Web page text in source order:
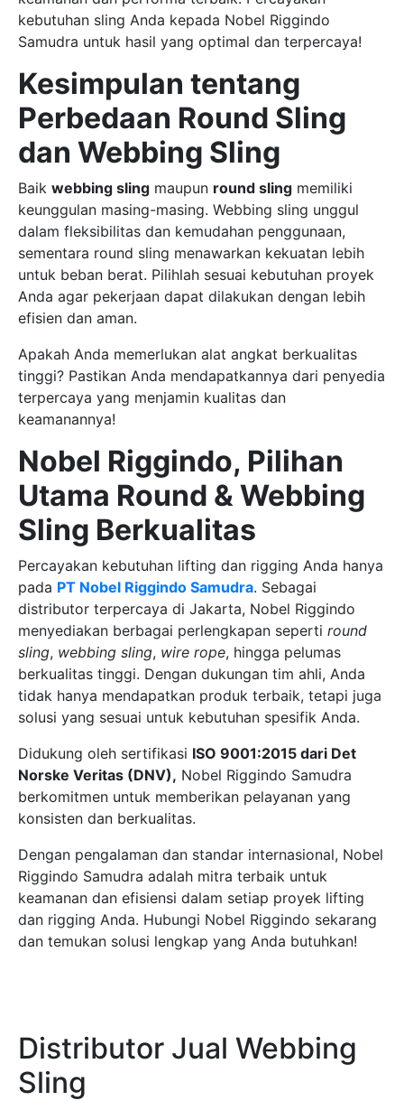
kebutuhan sling Anda kepada Nobel Riggindo
Samudra untuk hasil yang optimal dan terpercaya!
Kesimpulan tentang
Perbedaan Round Sling
dan Webbing Sling
Baik webbing sling maupun round sling memiliki
keunggulan masing-masing. Webbing sling unggul
dalam fleksibilitas dan kemudahan penggunaan,
sementara round sling menawarkan kekuatan lebih
untuk beban berat. Pilihlah sesuai kebutuhan proyek
Anda agar pekerjaan dapat dilakukan dengan lebih
efisien dan aman.
Apakah Anda memerlukan alat angkat berkualitas
tinggi? Pastikan Anda mendapatkannya dari penyedia
terpercaya yang menjamin kualitas dan
keamanannya!
Nobel Riggindo, Pilihan
Utama Round & Webbing
Sling Berkualitas
Percayakan kebutuhan lifting dan rigging Anda hanya
pada PT Nobel Riggindo Samudra. Sebagai
distributor terpercaya di Jakarta, Nobel Riggindo
menyediakan berbagai perlengkapan seperti round
sling, webbing sling, wire rope, hingga pelumas
berkualitas tinggi. Dengan dukungan tim ahli, Anda
tidak hanya mendapatkan produk terbaik, tetapi juga
solusi yang sesuai untuk kebutuhan spesifik Anda.
Didukung oleh sertifikasi ISO 9001:2015 dari Det
Norske Veritas (DNV), Nobel Riggindo Samudra
berkomitmen untuk memberikan pelayanan yang
konsisten dan berkualitas.
Dengan pengalaman dan standar internasional, Nobel
Riggindo Samudra adalah mitra terbaik untuk
keamanan dan efisiensi dalam setiap proyek lifting
dan rigging Anda. Hubungi Nobel Riggindo sekarang
dan temukan solusi lengkap yang Anda butuhkan!
Distributor Jual Webbing
Sling